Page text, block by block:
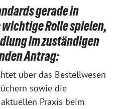
gerade in
Rolle spielen,
im zuständigen
Antrag:
über das Bestellwesen
sowie die
Praxis beim